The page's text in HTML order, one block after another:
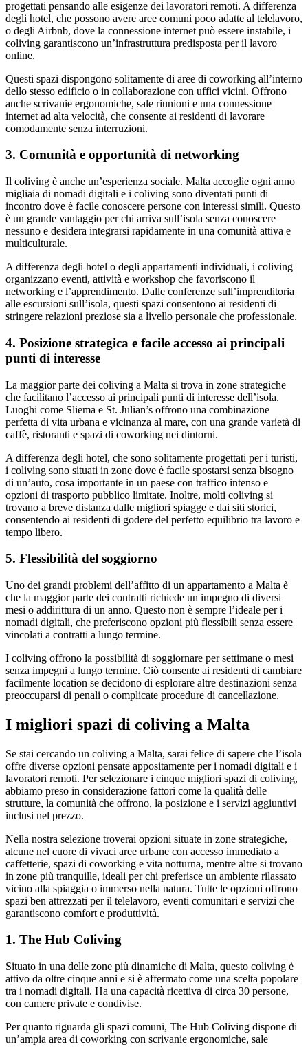
progettati pensando alle esigenze dei lavoratori remoti. A differenza
degli hotel, che possono avere aree comuni poco adatte al telelavoro,
o degli Airbnb, dove la connessione internet può essere instabile, i
coliving garantiscono un’infrastruttura predisposta per il lavoro
online.
Questi spazi dispongono solitamente di aree di coworking all’interno
dello stesso edificio o in collaborazione con uffici vicini. Offrono
anche scrivanie ergonomiche, sale riunioni e una connessione
internet ad alta velocità, che consente ai residenti di lavorare
comodamente senza interruzioni.
3. Comunità e opportunità di networking
Il coliving è anche un’esperienza sociale. Malta accoglie ogni anno
migliaia di nomadi digitali e i coliving sono diventati punti di
incontro dove è facile conoscere persone con interessi simili. Questo
è un grande vantaggio per chi arriva sull’isola senza conoscere
nessuno e desidera integrarsi rapidamente in una comunità attiva e
multiculturale.
A differenza degli hotel o degli appartamenti individuali, i coliving
organizzano eventi, attività e workshop che favoriscono il
networking e l’apprendimento. Dalle conferenze sull’imprenditoria
alle escursioni sull’isola, questi spazi consentono ai residenti di
stringere relazioni preziose sia a livello personale che professionale.
4. Posizione strategica e facile accesso ai principali
punti di interesse
La maggior parte dei coliving a Malta si trova in zone strategiche
che facilitano l’accesso ai principali punti di interesse dell’isola.
Luoghi come Sliema e St. Julian’s offrono una combinazione
perfetta di vita urbana e vicinanza al mare, con una grande varietà di
caffè, ristoranti e spazi di coworking nei dintorni.
A differenza degli hotel, che sono solitamente progettati per i turisti,
i coliving sono situati in zone dove è facile spostarsi senza bisogno
di un’auto, cosa importante in un paese con traffico intenso e
opzioni di trasporto pubblico limitate. Inoltre, molti coliving si
trovano a breve distanza dalle migliori spiagge e dai siti storici,
consentendo ai residenti di godere del perfetto equilibrio tra lavoro e
tempo libero.
5. Flessibilità del soggiorno
Uno dei grandi problemi dell’affitto di un appartamento a Malta è
che la maggior parte dei contratti richiede un impegno di diversi
mesi o addirittura di un anno. Questo non è sempre l’ideale per i
nomadi digitali, che preferiscono opzioni più flessibili senza essere
vincolati a contratti a lungo termine.
I coliving offrono la possibilità di soggiornare per settimane o mesi
senza impegni a lungo termine. Ciò consente ai residenti di cambiare
facilmente location se decidono di esplorare altre destinazioni senza
preoccuparsi di penali o complicate procedure di cancellazione.
I migliori spazi di coliving a Malta
Se stai cercando un coliving a Malta, sarai felice di sapere che l’isola
offre diverse opzioni pensate appositamente per i nomadi digitali e i
lavoratori remoti. Per selezionare i cinque migliori spazi di coliving,
abbiamo preso in considerazione fattori come la qualità delle
strutture, la comunità che offrono, la posizione e i servizi aggiuntivi
inclusi nel prezzo.
Nella nostra selezione troverai opzioni situate in zone strategiche,
alcune nel cuore di vivaci aree urbane con accesso immediato a
caffetterie, spazi di coworking e vita notturna, mentre altre si trovano
in zone più tranquille, ideali per chi preferisce un ambiente rilassato
vicino alla spiaggia o immerso nella natura. Tutte le opzioni offrono
spazi ben attrezzati per il telelavoro, eventi comunitari e servizi che
garantiscono comfort e produttività.
1. The Hub Coliving
Situato in una delle zone più dinamiche di Malta, questo coliving è
attivo da oltre cinque anni e si è affermato come una scelta popolare
tra i nomadi digitali. Ha una capacità ricettiva di circa 30 persone,
con camere private e condivise.
Per quanto riguarda gli spazi comuni, The Hub Coliving dispone di
un’ampia area di coworking con scrivanie ergonomiche, sale